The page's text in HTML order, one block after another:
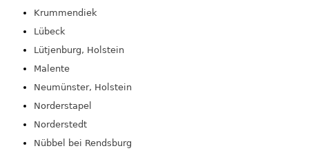
Krummendiek
Lübeck
Lütjenburg, Holstein
Malente
Neumünster, Holstein
Norderstapel
Norderstedt
Nübbel bei Rendsburg